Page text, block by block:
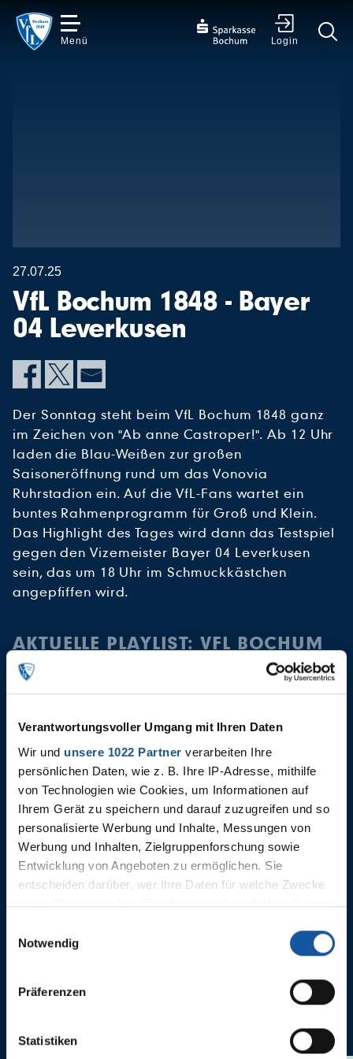
Verantwortungsvoller Umgang mit Ihren Daten
Wir und unsere 1022 Partner verarbeiten Ihre
persönlichen Daten, wie z. B. Ihre IP-Adresse, mithilfe
von Technologien wie Cookies, um Informationen auf
Ihrem Gerät zu speichern und darauf zuzugreifen und so
personalisierte Werbung und Inhalte, Messungen von
Werbung und Inhalten, Zielgruppenforschung sowie
Entwicklung von Angeboten zu ermöglichen. Sie
entscheiden darüber, wer Ihre Daten für welche Zwecke
nutzt. Sie können Ihre Einwilligung jederzeit über die
Trigger Symbol ändern oder widerrufen
Informationen über Ihre geografische Lage erfassen,
Ihr Gerät durch aktives Scannen nach bestimmten
Notwendig
Präferenzen
Statistiken
Menü Login
27.07.25
VfL Bochum 1848 - Bayer
04 Leverkusen
Der Sonntag steht beim VfL Bochum 1848 ganz
im Zeichen von "Ab anne Castroper!". Ab 12 Uhr
laden die Blau-Weißen zur großen
Saisoneröffnung rund um das Vonovia
Ruhrstadion ein. Auf die VfL-Fans wartet ein
buntes Rahmenprogramm für Groß und Klein.
Das Highlight des Tages wird dann das Testspiel
gegen den Vizemeister Bayer 04 Leverkusen
sein, das um 18 Uhr im Schmuckkästchen
angepfiffen wird.
AKTUELLE PLAYLIST: VFL BOCHUM
1848 - BAYER 04 LEVERKUSEN
27.07.2025
VfL Bochum 1848 - Bayer 04
Leverkusen
19.07.2025
1925